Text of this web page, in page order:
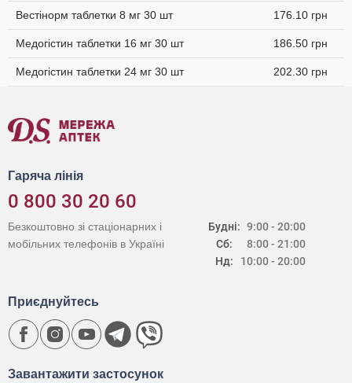
Вестінорм таблетки 8 мг 30 шт 176.10 грн
Медогістин таблетки 16 мг 30 шт 186.50 грн
Медогістин таблетки 24 мг 30 шт 202.30 грн
Гаряча лінія
0 800 30 20 60
Будні:
Сб:
Нд:
9:00 - 20:00
8:00 - 21:00
10:00 - 20:00
Безкоштовно зі стаціонарних і
мобільних телефонів в Україні
Завантажити застосунок
Приєднуйтесь